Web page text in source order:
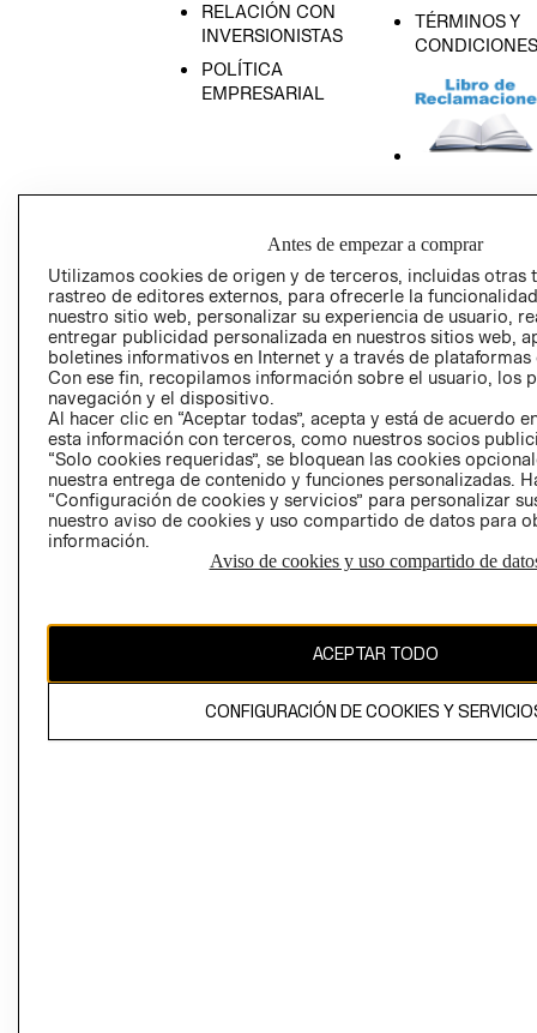
RELACIÓN CON
INVERSIONISTAS
POLÍTICA
EMPRESARIAL
TÉRMINOS Y
CONDICIONES
GIFT CARD
AVISO DE
Perú (S/)
CAMBIAR REGIÓN
propiedad de H&M Hennes & Mauritz AB
Antes de empezar a comprar
Utilizamos cookies de origen y de terceros, incluidas otras
rastreo de editores externos, para ofrecerle la
nuestro sitio web, personalizar su experiencia de usuario,
entregar publicidad personalizada en nuestros sitios web,
boletines informativos en Internet y a través de plataformas
Con ese fin, recopilamos información sobre el usuario, los
navegación y el dispositivo.
Al hacer clic en “Aceptar todas”, acepta y está de acuerdo
esta información con terceros, como nuestros socios
“Solo cookies requeridas”, se bloquean las cookies
nuestra entrega de contenido y funciones personalizadas.
“Configuración de cookies y servicios” para personalizar
nuestro aviso de cookies y uso compartido de datos para
información.
Aviso de cookies y uso compartido de
ACEPTAR TODO
CONFIGURACIÓN DE COOKIES Y